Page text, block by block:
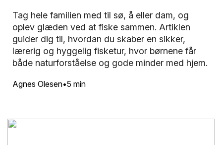
5 min
Tag hele familien med til sø, å eller dam, og
oplev glæden ved at fiske sammen. Artiklen
guider dig til, hvordan du skaber en sikker,
lærerig og hyggelig fisketur, hvor børnene får
både naturforståelse og gode minder med hjem.
Agnes Olesen